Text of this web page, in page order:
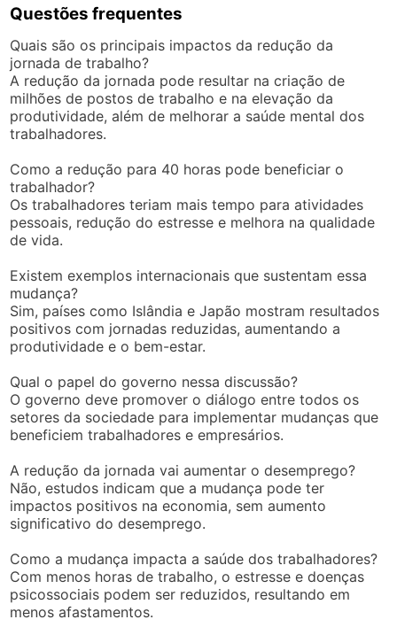
Questões frequentes
Quais são os principais impactos da redução da
jornada de trabalho?
A redução da jornada pode resultar na criação de
milhões de postos de trabalho e na elevação da
produtividade, além de melhorar a saúde mental dos
trabalhadores.
Como a redução para 40 horas pode beneficiar o
trabalhador?
Os trabalhadores teriam mais tempo para atividades
pessoais, redução do estresse e melhora na qualidade
de vida.
Existem exemplos internacionais que sustentam essa
mudança?
Sim, países como Islândia e Japão mostram resultados
positivos com jornadas reduzidas, aumentando a
produtividade e o bem-estar.
Qual o papel do governo nessa discussão?
O governo deve promover o diálogo entre todos os
setores da sociedade para implementar mudanças que
beneficiem trabalhadores e empresários.
A redução da jornada vai aumentar o desemprego?
Não, estudos indicam que a mudança pode ter
impactos positivos na economia, sem aumento
significativo do desemprego.
Como a mudança impacta a saúde dos trabalhadores?
Com menos horas de trabalho, o estresse e doenças
psicossociais podem ser reduzidos, resultando em
menos afastamentos.